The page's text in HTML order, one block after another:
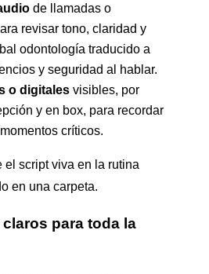
de llamadas o
revisar tono, claridad y
odontología traducido a
y seguridad al hablar.
o digitalesvisibles, por
y en box, para recordar
críticos.
el script viva en la rutina
en una carpeta.
para toda la